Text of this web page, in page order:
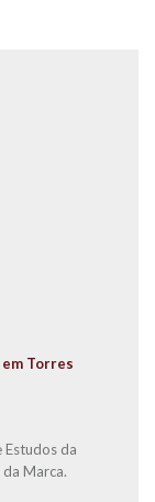
em Torres
da
Marca.